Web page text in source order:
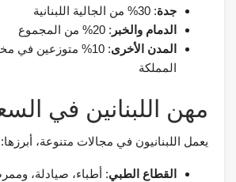
جدة: 30% من الجالية اللبنانية
الدمام والخبر : 20% من المجموع
المدن الأخرى
: 10% متوزعين في
المملكة
مهن اللبنانين في
يعمل اللبنانيون في مجالات متنوعة، أبرزها:
القطاع الطبي: أطباء، صيادلة،